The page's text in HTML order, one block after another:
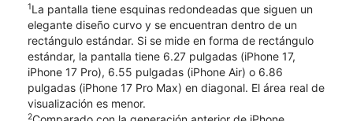
1La pantalla tiene esquinas redondeadas que siguen un
elegante diseño curvo y se encuentran dentro de un
rectángulo estándar. Si se mide en forma de rectángulo
estándar, la pantalla tiene 6.27 pulgadas (iPhone 17,
iPhone 17 Pro), 6.55 pulgadas (iPhone Air) o 6.86
pulgadas (iPhone 17 Pro Max) en diagonal. El área real de
visualización es menor.
2